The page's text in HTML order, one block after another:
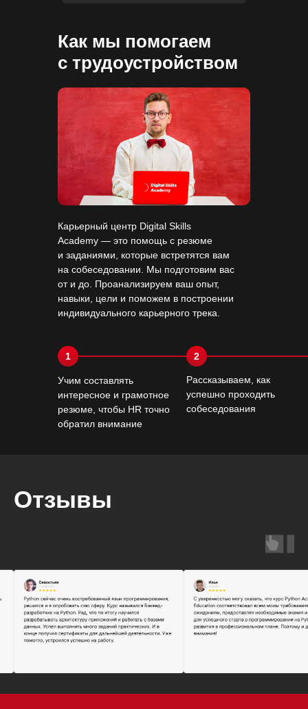
Как мы помогаем
с трудоустройством
Карьерный центр Digital Skills
Academy — это помощь с резюме
и заданиями, которые встретятся вам
на собеседовании. Мы подготовим вас
от и до. Проанализируем ваш опыт,
навыки, цели и поможем в построении
индивидуального карьерного трека.
Учим составлять
интересное и грамотное
резюме, чтобы HR точно
обратил внимание
1 2
Рассказываем, как
успешно проходить
собеседования
Отзывы